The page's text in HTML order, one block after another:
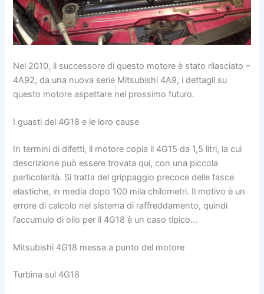
Nel 2010, il successore di questo motore è stato rilasciato –
4A92, da una nuova serie Mitsubishi 4A9, i dettagli su
questo motore aspettare nel prossimo futuro.
I guasti del 4G18 e le loro cause
In termini di difetti, il motore copia il 4G15 da 1,5 litri, la cui
descrizione può essere trovata qui, con una piccola
particolarità. Si tratta del grippaggio precoce delle fasce
elastiche, in media dopo 100 mila chilometri. Il motivo è un
errore di calcolo nel sistema di raffreddamento, quindi
l’accumulo di olio per il 4G18 è un caso tipico…
Mitsubishi 4G18 messa a punto del motore
Turbina sul 4G18